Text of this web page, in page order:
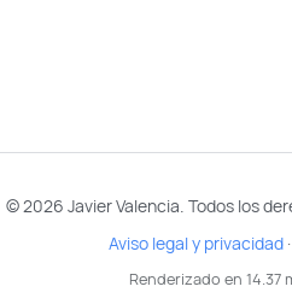
© 2026 Javier Valencia. Todos los
Aviso legal y privacidad ·
Renderizado en 14.37